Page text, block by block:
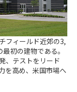
フィールド近郊の3,
初の建物である。
、テストをリード
を高め、米国市場へ